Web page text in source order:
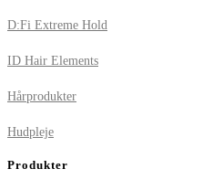
D:Fi Extreme Hold
ID Hair Elements
Hårprodukter
Hudpleje
Produkter